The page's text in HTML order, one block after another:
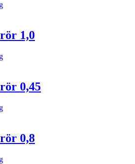
1,0
0,45
0,8